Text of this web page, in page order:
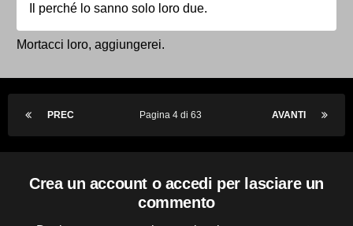
Il perché lo sanno solo loro due.
Mortacci loro, aggiungerei.
PREC AVANTI
Pagina 4 di 63
Crea un account o accedi per lasciare un
commento